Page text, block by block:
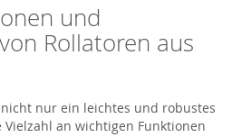
und
Rollatoren aus
nur ein leichtes und robustes
an wichtigen Funktionen